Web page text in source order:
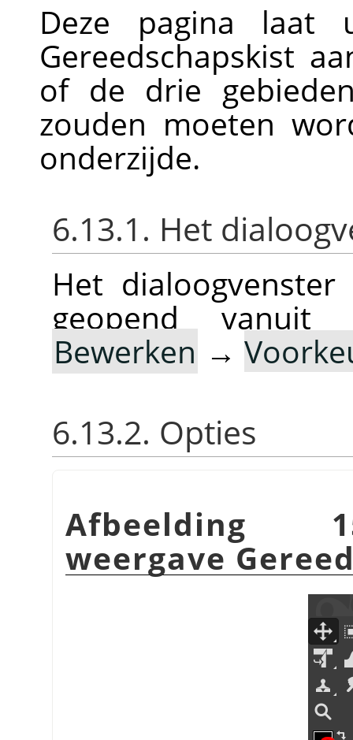
Deze pagina laat
Gereedschapskist
of de drie
zouden moeten
onderzijde.
6.13.1. Het
Het
geopend vanuit
Bewerken →
6.13.2. Opties
Afbeelding
weergave